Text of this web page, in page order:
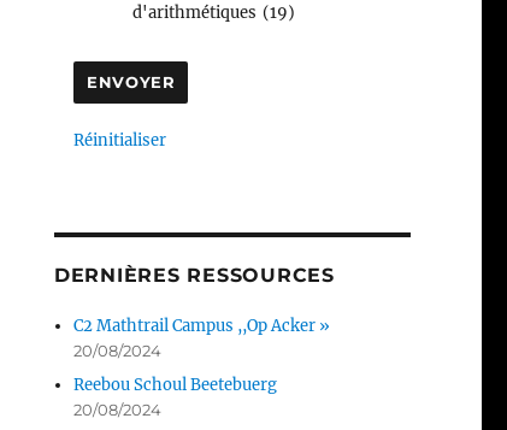
d'arithmétiques (19)
Réinitialiser
DERNIÈRES RESSOURCES
C2 Mathtrail Campus ,,Op Acker »
20/08/2024
Reebou Schoul Beetebuerg
20/08/2024